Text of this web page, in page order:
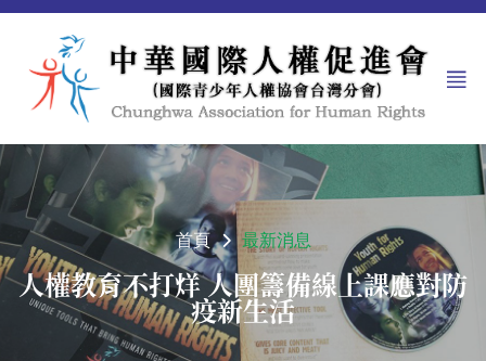
首頁 最新消息
人權教育不打烊 人團籌備線上課應對防
疫新生活